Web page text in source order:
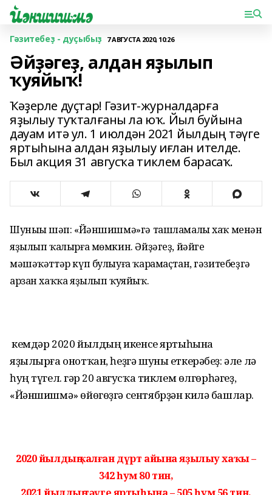
Гәзитебеҙ - дуҫыбыҙ 7 АВГУСТА 2020, 10:26
Әйҙәгеҙ, алдан яҙылып
ҡуяйыҡ!
Ҡәҙерле дуҫтар! Гәзит-журналдарға
яҙылыу туҡталғаны ла юҡ. Йыл буйына
дауам итә ул. 1 июлдән 2021 йылдың тәүге
яртыһына алдан яҙылыу иғлан ителде.
Был акция 31 авгусҡа тиклем барасаҡ.
Шуныһы шәп: «Йәншишмә»гә ташламалы хаҡ менән
яҙылып ҡалырға мөмкин. Әйҙәгеҙ, йәйге
мәшәҡәттәр күп булыуға ҡарамаҫтан, гәзитебеҙгә
арзан хаҡҡа яҙылып ҡуяйыҡ.
Ә кемдәр 2020 йылдың икенсе яртыһына
яҙылырға онотҡан, һеҙгә шуны еткерәбеҙ: әле лә
һуң түгел. Әгәр 20 авгусҡа тиклем өлгөрһәгеҙ,
«Йәншишмә» өйөгөҙгә сентябрҙән килә башлар.
2020 йылдың ҡалған дүрт айына яҙылыу хаҡы –
342 һум 80 тин,